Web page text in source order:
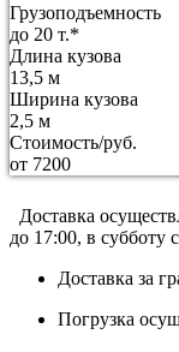
Грузоподъемность
до 20 т.*
Длина кузова
13,5 м
Ширина кузова
2,5 м
Стоимость/руб.
от 7200
Доставка
до 17:00, в субботу
Доставка за
Погрузка